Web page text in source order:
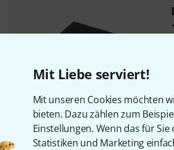
Mit Liebe serviert!
Mit unseren Cookies möchten
bieten. Dazu zählen zum
Einstellungen. Wenn das für
Statistiken und Marketing